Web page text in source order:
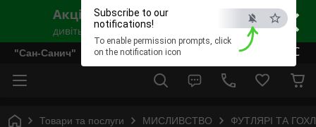
×
ESC
Subscribe to our
notifications!
To enable permission prompts, click
on the notification icon
"Сан-Санич"
Товари та послуги МИСЛИВСТВО ФУТЛЯРІ ТА